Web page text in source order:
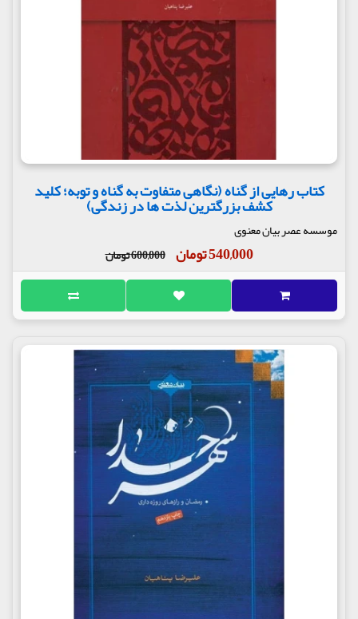
کتاب رهایی از گناه (نگاهی متفاوت به گناه و توبه؛ کلید
کشف بزرگترین لذت ها در زندگی)
موسسه عصر بیان معنوی
540,000 تومان 600,000 تومان